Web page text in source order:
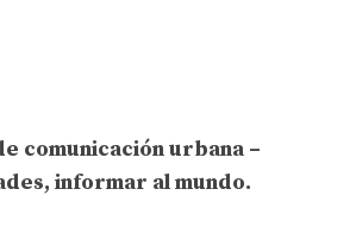
comunicación urbana –
informar al mundo.